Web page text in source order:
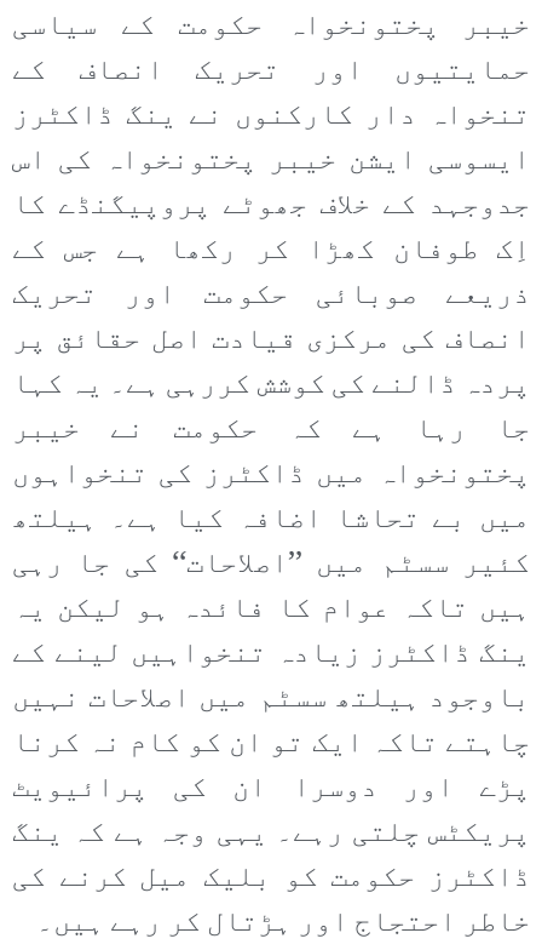
خیبر پختونخواہ حکومت کے سیاسی
حمایتیوں اور تحریک انصاف کے
تنخواہ دار کارکنوں نے ینگ ڈاکٹرز
ایسوسی ایشن خیبر پختونخواہ کی اس
جدوجہد کے خلاف جھوٹے پروپیگنڈے کا
اِک طوفان کھڑا کر رکھا ہے جس کے
ذریعے صوبائی حکومت اور تحریک
انصاف کی مرکزی قیادت اصل حقائق پر
پردہ ڈالنے کی کوشش کررہی ہے۔ یہ کہا
جا رہا ہے کہ حکومت نے خیبر
پختونخواہ میں ڈاکٹرز کی تنخواہوں
میں بے تحاشا اضافہ کیا ہے۔ ہیلتھ
کئیر سسٹم میں ’’اصلاحات‘‘ کی جا رہی
ہیں تاکہ عوام کا فائدہ ہو لیکن یہ
ینگ ڈاکٹرز زیادہ تنخواہیں لینے کے
باوجود ہیلتھ سسٹم میں اصلاحات نہیں
چاہتے تاکہ ایک تو ان کو کام نہ کرنا
پڑے اور دوسرا ان کی پرائیویٹ
پریکٹس چلتی رہے۔ یہی وجہ ہے کہ ینگ
ڈاکٹرز حکومت کو بلیک میل کرنے کی
خاطر احتجاج اور ہڑتال کر رہے ہیں۔